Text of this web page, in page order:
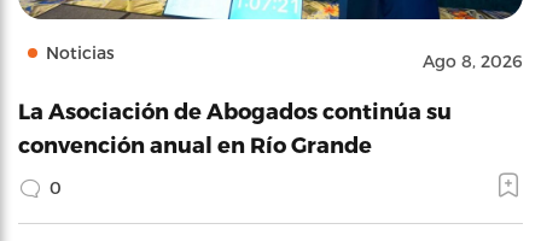
Noticias Ago 8, 2026
La Asociación de Abogados continúa su
convención anual en Río Grande
0